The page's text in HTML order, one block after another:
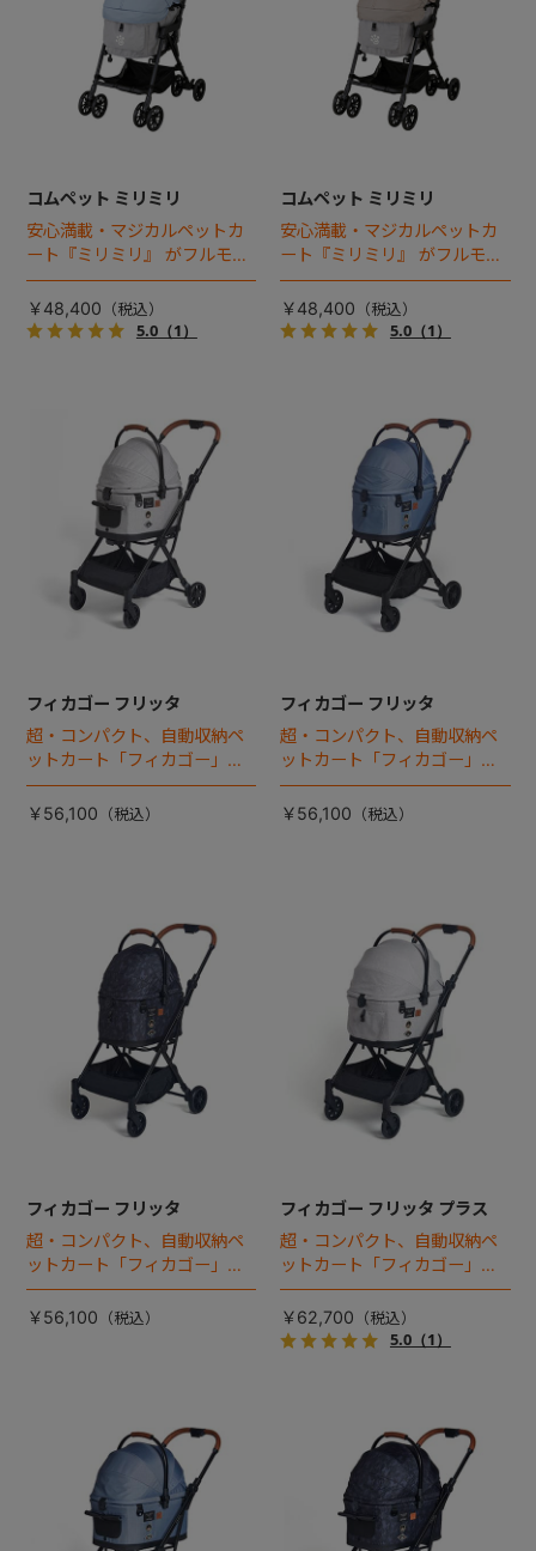
コムペット ミリミリ
安心満載・マジカルペットカ
ート『ミリミリ』 がフルモデ
ルチェンジ。 新機能「マジカ
ルフォールディング」搭載
￥48,400
5.0（1）
コムペット ミリミリ
安心満載・マジカルペットカ
ート『ミリミリ』 がフルモデ
ルチェンジ。 新機能「マジカ
ルフォールディング」搭載
￥48,400
5.0（1）
フィカゴー フリッタ
超・コンパクト、自動収納ペ
ットカート「フィカゴー」に
キャビン着脱タイプが新登
場！
￥56,100
フィカゴー フリッタ
超・コンパクト、自動収納ペ
ットカート「フィカゴー」に
キャビン着脱タイプが新登
場！
￥56,100
フィカゴー フリッタ
超・コンパクト、自動収納ペ
ットカート「フィカゴー」に
キャビン着脱タイプが新登
場！
￥56,100
フィカゴー フリッタ プラス
超・コンパクト、自動収納ペ
ットカート「フィカゴー」に
キャビン着脱タイプが新登
場！
￥62,700
5.0（1）